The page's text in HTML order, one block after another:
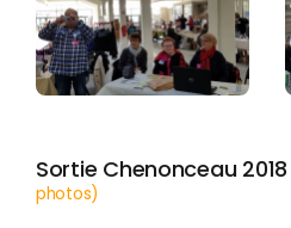
Sortie Chenonceau 2018
photos)